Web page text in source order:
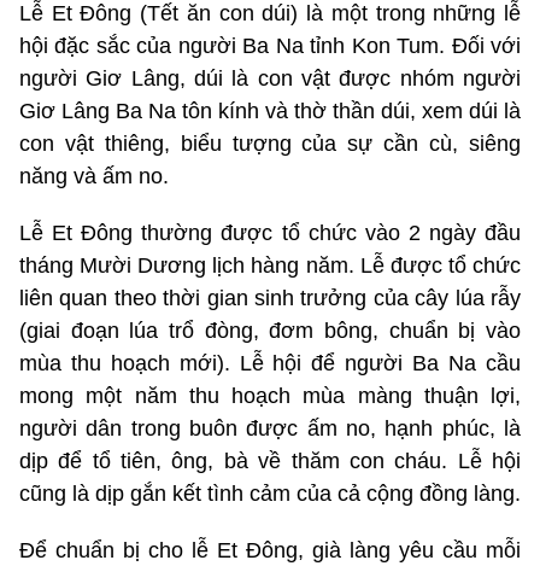
Lễ Et Đông (Tết ăn con dúi) là một trong những lễ
hội đặc sắc của người Ba Na tỉnh Kon Tum. Đối với
người Giơ Lâng, dúi là con vật được nhóm người
Giơ Lâng Ba Na tôn kính và thờ thần dúi, xem dúi là
con vật thiêng, biểu tượng của sự cần cù, siêng
năng và ấm no.
Lễ Et Đông thường được tổ chức vào 2 ngày đầu
tháng Mười Dương lịch hàng năm. Lễ được tổ chức
liên quan theo thời gian sinh trưởng của cây lúa rẫy
(giai đoạn lúa trổ đòng, đơm bông, chuẩn bị vào
mùa thu hoạch mới). Lễ hội để người Ba Na cầu
mong một năm thu hoạch mùa màng thuận lợi,
người dân trong buôn được ấm no, hạnh phúc, là
dịp để tổ tiên, ông, bà về thăm con cháu. Lễ hội
cũng là dịp gắn kết tình cảm của cả cộng đồng làng.
Để chuẩn bị cho lễ Et Đông, già làng yêu cầu mỗi